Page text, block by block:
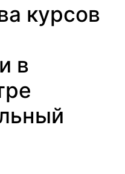
курсов
в